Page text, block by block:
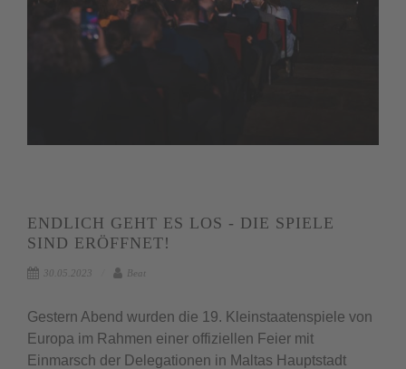
ENDLICH GEHT ES LOS - DIE SPIELE
SIND ERÖFFNET!
30.05.2023 Beat
Gestern Abend wurden die 19. Kleinstaatenspiele von
Europa im Rahmen einer offiziellen Feier mit
Einmarsch der Delegationen in Maltas Hauptstadt